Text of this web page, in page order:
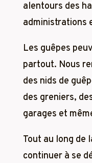
alentours des
administrations
Les guêpes
partout. Nous
des nids de
des greniers,
garages et
Tout au long de
continuer à se